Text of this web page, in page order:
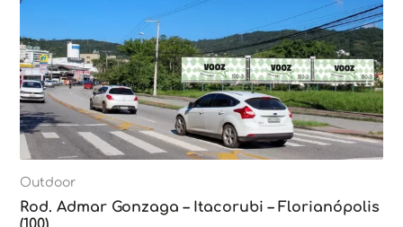
Outdoor
Rod. Admar Gonzaga – Itacorubi – Florianópolis